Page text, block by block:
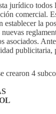
jurídico todos
comercial.
establecer la
asociados.
publicitaria,
crearon 4